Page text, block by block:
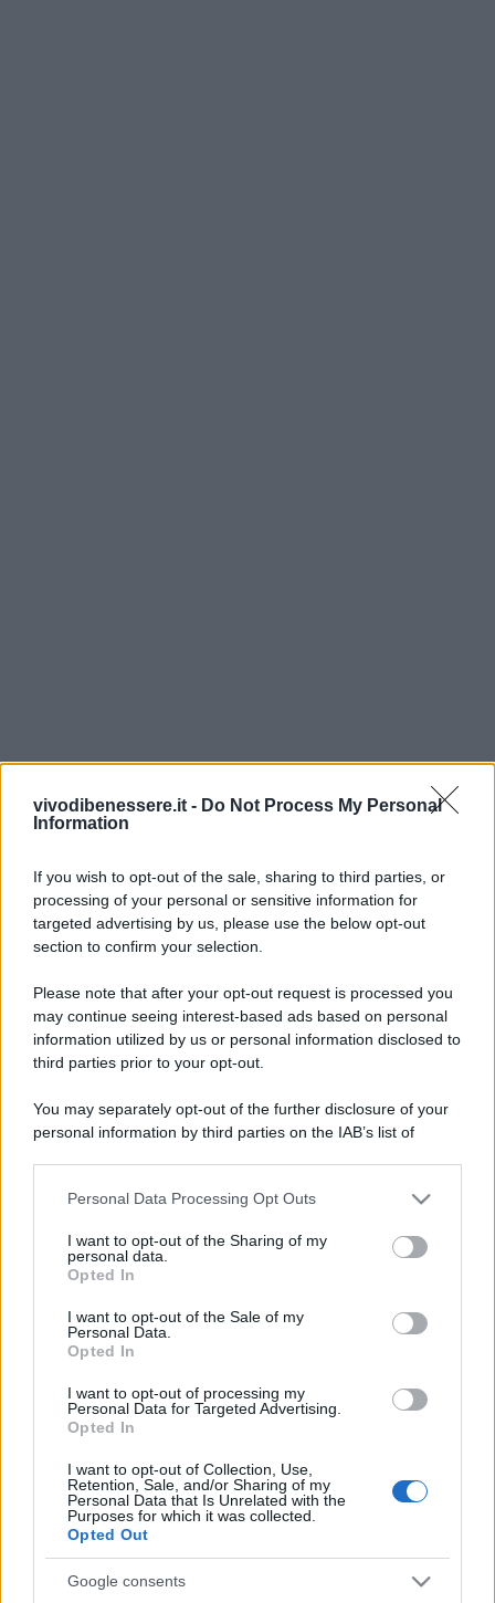
vivodibenessere.it - Do Not Process My Personal
Information
If you wish to opt-out of the sale, sharing to third parties, or
processing of your personal or sensitive information for
targeted advertising by us, please use the below opt-out
section to confirm your selection.
Please note that after your opt-out request is processed you
may continue seeing interest-based ads based on personal
information utilized by us or personal information disclosed to
third parties prior to your opt-out.
You may separately opt-out of the further disclosure of your
personal information by third parties on the IAB’s list of
This information may also be disclosed by us to third parties
disclose it to other third parties.
Please note that this website/app uses one or more Google
services and may gather and store information including but
not limited to your visit or usage behaviour. You may click to
grant or deny consent to Google and its third-party tags to
consent section.
Personal Data Processing Opt Outs
I want to opt-out of the Sharing of my
personal data.
Opted In
I want to opt-out of the Sale of my
Personal Data.
Opted In
I want to opt-out of processing my
Personal Data for Targeted Advertising.
Opted In
I want to opt-out of Collection, Use,
Retention, Sale, and/or Sharing of my
Personal Data that Is Unrelated with the
Purposes for which it was collected.
Opted Out
Google consents